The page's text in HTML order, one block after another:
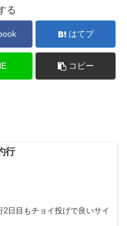
る
はてブ
コピー
行
日目もチョイ投げで良いサイ